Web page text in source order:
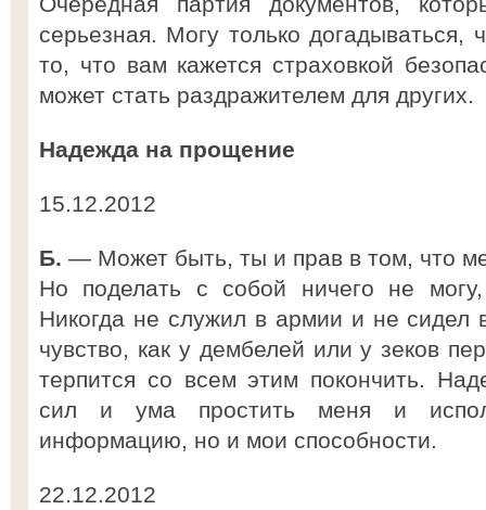
серьезная. Могу только
то, что вам кажется страховкой
может стать раздражителем для других.
Надежда на прощение
15.12.2012
Б. — Может быть, ты и прав в том, что
Но поделать с собой ничего не
Никогда не служил в армии и не сидел
чувство, как у дембелей или у зеков
терпится со всем этим покончить.
сил и ума простить меня и
информацию, но и мои способности.
22.12.2012